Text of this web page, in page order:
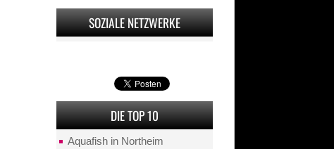
SOZIALE NETZWERKE
DIE TOP 10
Aquafish in Northeim